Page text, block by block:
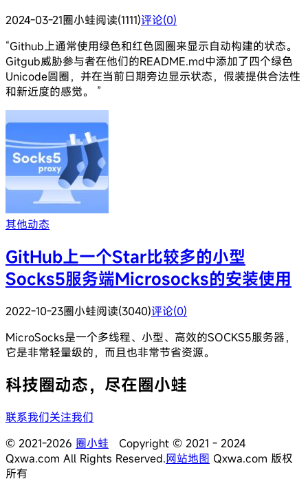
2024-03-21圈小蛙阅读(1111)评论(0)
“Github上通常使用绿色和红色圆圈来显示自动构建的状态。
Gitgub威胁参与者在他们的README.md中添加了四个绿色
Unicode圆圈，并在当前日期旁边显示状态，假装提供合法性
和新近度的感觉。 ”
其他动态
GitHub上一个Star比较多的小型
Socks5服务端Microsocks的安装使用
2022-10-23圈小蛙阅读(3040)评论(0)
MicroSocks是一个多线程、小型、高效的SOCKS5服务器，
它是非常轻量级的，而且也非常节省资源。
科技圈动态，尽在圈小蛙
联系我们关注我们
© 2021-2026 圈小蛙 Copyright © 2021 - 2024
Qxwa.com All Rights Reserved.网站地图 Qxwa.com 版权
所有